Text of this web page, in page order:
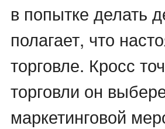
в попытке делать
полагает, что
торговле. Кросс
торговли он
маркетинговой